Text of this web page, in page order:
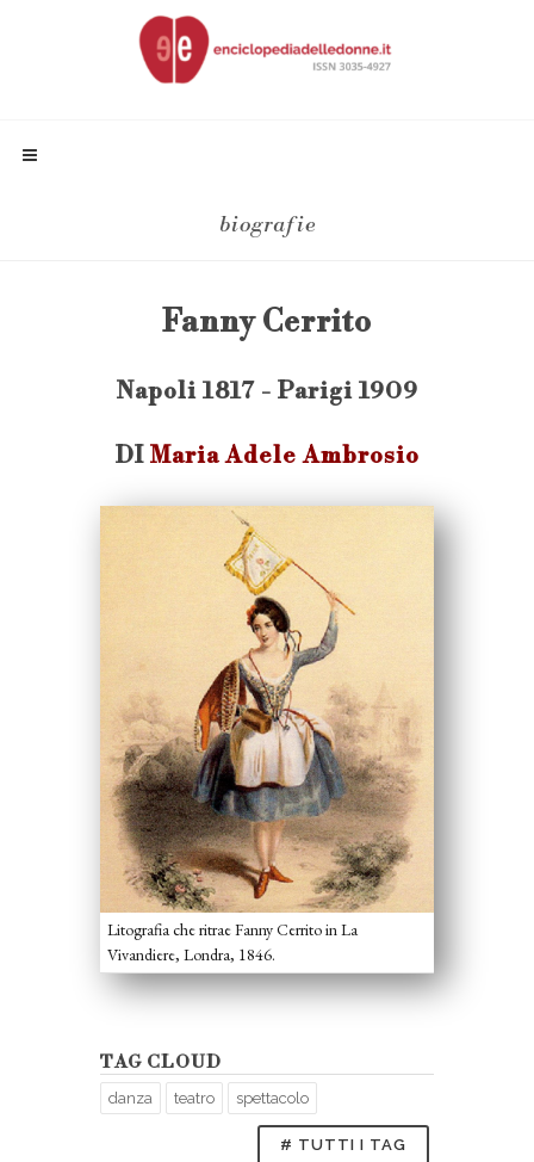
biografie
Fanny Cerrito
Napoli 1817 - Parigi 1909
DI Maria Adele Ambrosio
Litografia che ritrae Fanny Cerrito in La
Vivandiere, Londra, 1846.
TAG CLOUD
danza teatro spettacolo
# TUTTI I TAG